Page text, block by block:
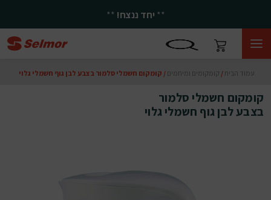
** יחד ננצח! **
עמוד הבית / קומקומים ומיחמים / קומקום חשמלי סלמור בצבע לבן גוף חשמלי גלוי
קומקום חשמלי סלמור
בצבע לבן גוף חשמלי גלוי